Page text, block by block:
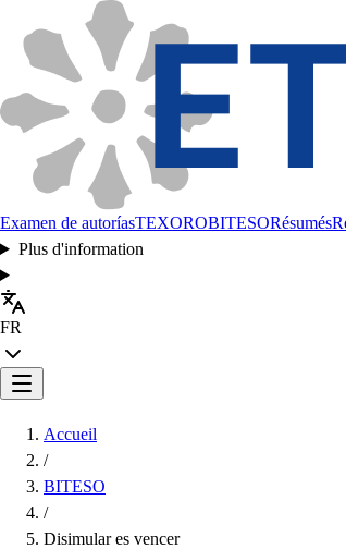
Examen de autoríasTEXOROBITESORésumés
Plus d'information
FR
Accueil
/
BITESO
/
Disimular es vencer